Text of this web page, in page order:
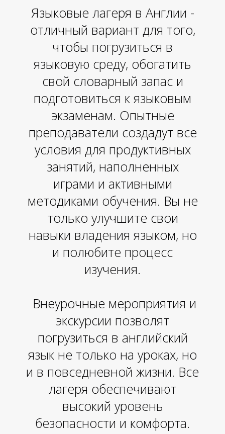
Г
Е
Языковые лагеря в Англии -
отличный вариант для того,
чтобы погрузиться в
языковую среду, обогатить
свой словарный запас и
подготовиться к языковым
экзаменам. Опытные
преподаватели создадут все
условия для продуктивных
занятий, наполненных
играми и активными
методиками обучения. Вы не
только улучшите свои
навыки владения языком, но
и полюбите процесс
изучения.
Внеурочные мероприятия и
экскурсии позволят
погрузиться в английский
язык не только на уроках, но
и в повседневной жизни. Все
лагеря обеспечивают
высокий уровень
безопасности и комфорта.